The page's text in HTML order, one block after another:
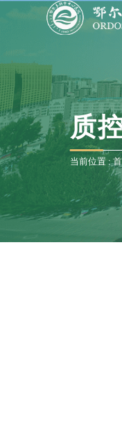
质
当前位置 :